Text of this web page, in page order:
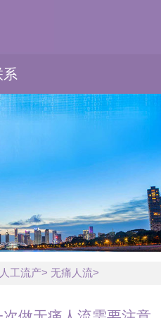
系
人工流产> 无痛人流>